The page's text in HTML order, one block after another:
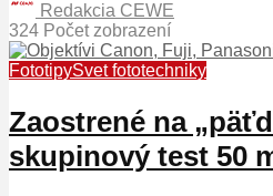
Redakcia CEWE
324 Počet zobrazení
FototipySvet fototechniky
Zaostrené na
skupinový test 50